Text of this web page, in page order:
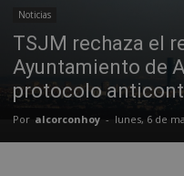
Noticias
TSJM rechaza el
Ayuntamiento de
protocolo
Por alcorconhoy - lunes, 6 de